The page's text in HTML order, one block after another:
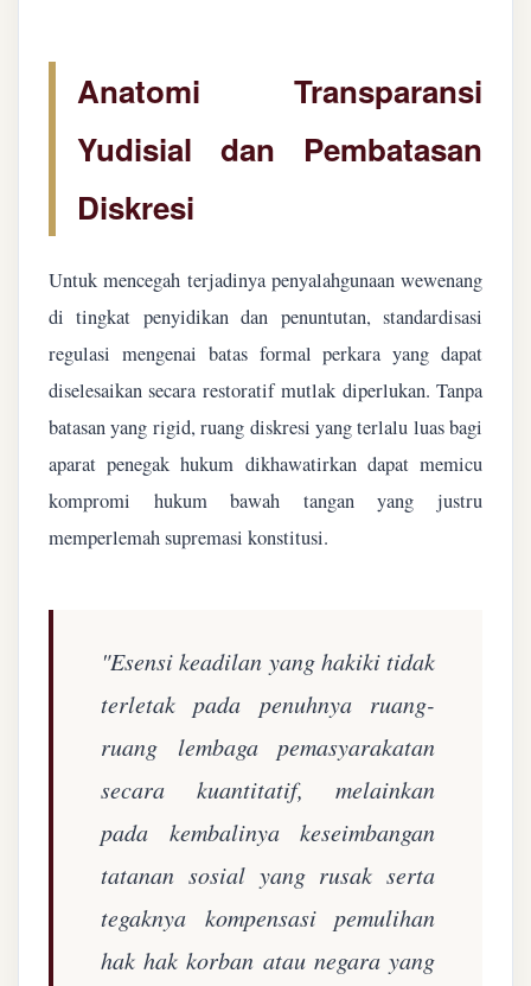
Anatomi Transparansi
Yudisial dan Pembatasan
Diskresi
Untuk mencegah terjadinya penyalahgunaan wewenang
di tingkat penyidikan dan penuntutan, standardisasi
regulasi mengenai batas formal perkara yang dapat
diselesaikan secara restoratif mutlak diperlukan. Tanpa
batasan yang rigid, ruang diskresi yang terlalu luas bagi
aparat penegak hukum dikhawatirkan dapat memicu
kompromi hukum bawah tangan yang justru
memperlemah supremasi konstitusi.
"Esensi keadilan yang hakiki tidak
terletak pada penuhnya ruang-
ruang lembaga pemasyarakatan
secara kuantitatif, melainkan
pada kembalinya keseimbangan
tatanan sosial yang rusak serta
tegaknya kompensasi pemulihan
hak hak korban atau negara yang